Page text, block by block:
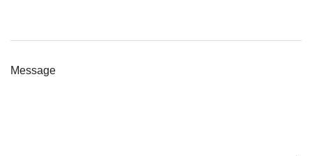
Message